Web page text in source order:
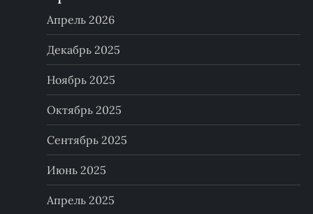
Апрель 2026
Декабрь 2025
Ноябрь 2025
Октябрь 2025
Сентябрь 2025
Июнь 2025
Апрель 2025